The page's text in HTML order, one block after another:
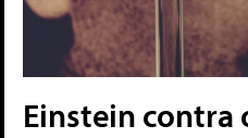
Einstein contra